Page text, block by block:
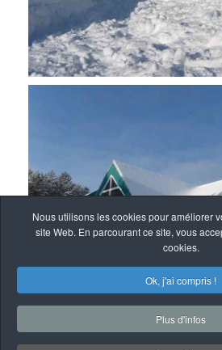
Nous utilisons les cookies pour améliorer
site Web. En parcourant ce site, vous
cookies.
Ok, j'ai compris !
Plus d'infos